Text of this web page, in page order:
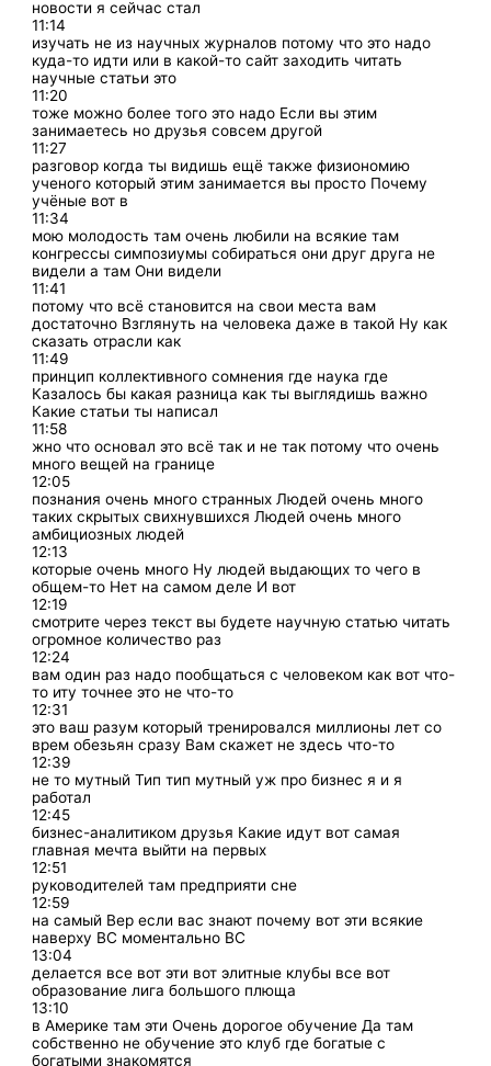
новости я сейчас стал
11:14
изучать не из научных журналов потому что это надо
куда-то идти или в какой-то сайт заходить читать
научные статьи это
11:20
тоже можно более того это надо Если вы этим
занимаетесь но друзья совсем другой
11:27
разговор когда ты видишь ещё также физиономию
ученого который этим занимается вы просто Почему
учёные вот в
11:34
мою молодость там очень любили на всякие там
конгрессы симпозиумы собираться они друг друга не
видели а там Они видели
11:41
потому что всё становится на свои места вам
достаточно Взглянуть на человека даже в такой Ну как
сказать отрасли как
11:49
принцип коллективного сомнения где наука где
Казалось бы какая разница как ты выглядишь важно
Какие статьи ты написал
11:58
жно что основал это всё так и не так потому что очень
много вещей на границе
12:05
познания очень много странных Людей очень много
таких скрытых свихнувшихся Людей очень много
амбициозных людей
12:13
которые очень много Ну людей выдающих то чего в
общем-то Нет на самом деле И вот
12:19
смотрите через текст вы будете научную статью читать
огромное количество раз
12:24
вам один раз надо пообщаться с человеком как вот что-
то иту точнее это не что-то
12:31
это ваш разум который тренировался миллионы лет со
врем обезьян сразу Вам скажет не здесь что-то
12:39
не то мутный Тип тип мутный уж про бизнес я и я
работал
12:45
бизнес-аналитиком друзья Какие идут вот самая
главная мечта выйти на первых
12:51
руководителей там предприяти сне
12:59
на самый Вер если вас знают почему вот эти всякие
наверху ВС моментально ВС
13:04
делается все вот эти вот элитные клубы все вот
образование лига большого плюща
13:10
в Америке там эти Очень дорогое обучение Да там
собственно не обучение это клуб где богатые с
богатыми знакомятся